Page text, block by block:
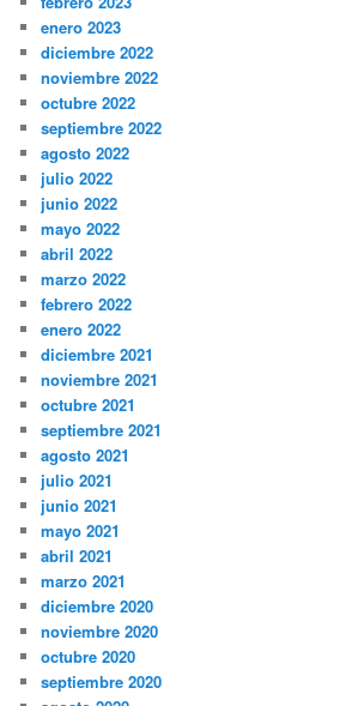
enero 2023
diciembre 2022
noviembre 2022
octubre 2022
septiembre 2022
agosto 2022
julio 2022
junio 2022
mayo 2022
abril 2022
marzo 2022
febrero 2022
enero 2022
diciembre 2021
noviembre 2021
octubre 2021
septiembre 2021
agosto 2021
julio 2021
junio 2021
mayo 2021
abril 2021
marzo 2021
diciembre 2020
noviembre 2020
octubre 2020
septiembre 2020